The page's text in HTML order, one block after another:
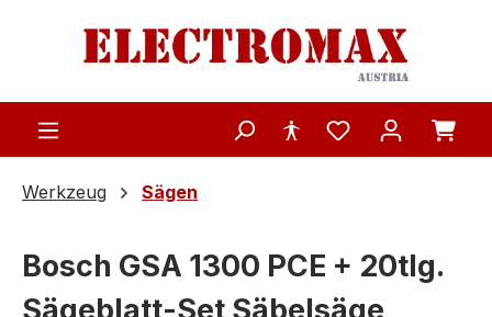
Zum Hauptinhalt springen
Werkzeug Sägen
Bosch GSA 1300 PCE + 20tlg.